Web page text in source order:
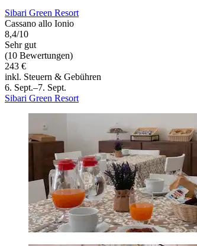
Sibari Green Resort
Cassano allo Ionio
8,4/10
Sehr gut
(10 Bewertungen)
243 €
inkl. Steuern & Gebühren
6. Sept.–7. Sept.
Sibari Green Resort